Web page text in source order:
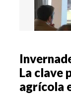
La clave
agrícola